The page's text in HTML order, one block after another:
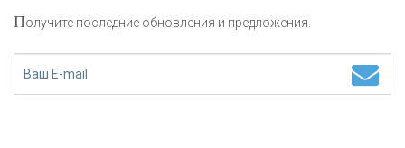
Получите последние обновления и предложения.